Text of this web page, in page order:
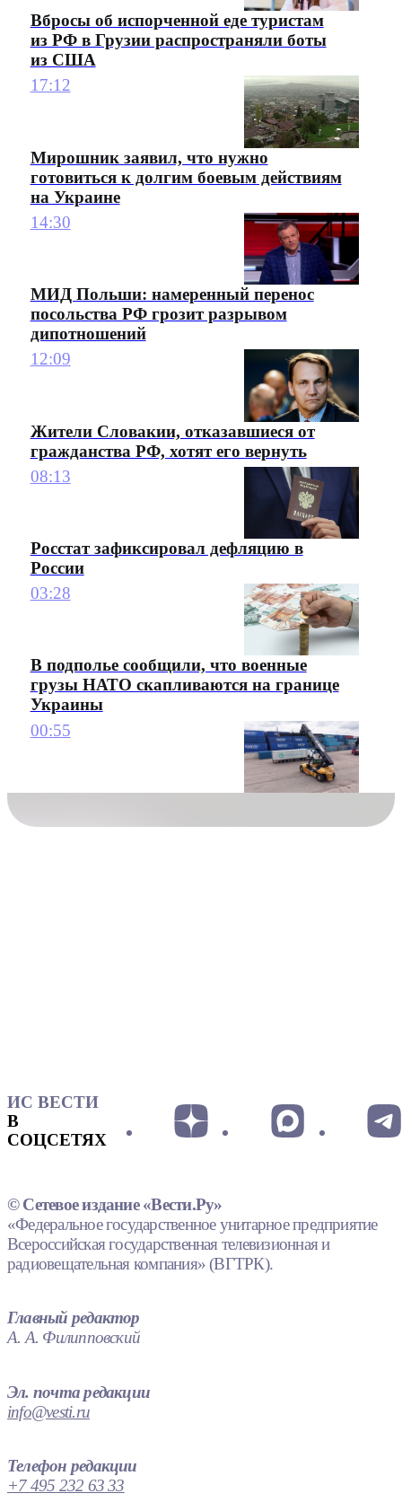
Вбросы об испорченной еде туристам
из РФ в Грузии распространяли боты
из США
17:12
Мирошник заявил, что нужно
готовиться к долгим боевым действиям
на Украине
14:30
МИД Польши: намеренный перенос
посольства РФ грозит разрывом
дипотношений
12:09
Жители Словакии, отказавшиеся от
гражданства РФ, хотят его вернуть
08:13
Росстат зафиксировал дефляцию в
России
03:28
В подполье сообщили, что военные
грузы НАТО скапливаются на границе
Украины
00:55
ИС ВЕСТИ
В
СОЦСЕТЯХ
© Сетевое издание «Вести.Ру»
«Федеральное государственное унитарное предприятие
Всероссийская государственная телевизионная и
радиовещательная компания» (ВГТРК).
Главный редактор
А. А. Филипповский
Эл. почта редакции
info@vesti.ru
Телефон редакции
+7 495 232 63 33